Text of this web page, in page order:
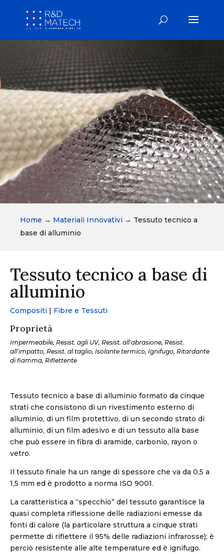
Home → Materiali Innovativi → Tessuto tecnico a
base di alluminio
Tessuto tecnico a base di
alluminio
Compositi | Fibre e Tessuti
Proprietà
Impermeabile, Resist. agli UV, Resist. all'abrasione, Resist.
all'impatto, Resist. al taglio, Isolante termico, Ignifugo, Ritardante
di fiamma, Riflettente
Tessuto tecnico a base di alluminio formato da cinque
strati che consistono di un rivestimento esterno di
alluminio, di un film protettivo, di un secondo strato di
alluminio, di un film adesivo e di un tessuto alla base
che può essere in fibra di aramide, carbonio, rayon o
vetro.
Il tessuto finale ha un range di spessore che va da 0,5 a
1,5 mm ed è prodotto a norma ISO 9001.
La caratteristica a “specchio” del tessuto garantisce la
quasi completa riflessione delle radiazioni emesse da
fonti di calore (la particolare struttura a cinque strati
permette di riflettere il 95% delle radiazioni infrarosse); è
perciò resistente alle alte temperature ed è ignifugo.